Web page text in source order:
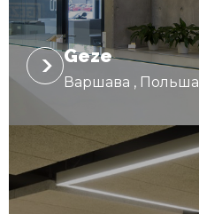
Geze
Варшава , Польша